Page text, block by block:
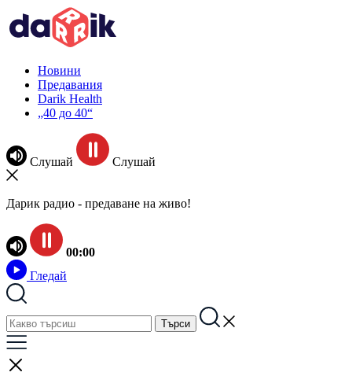
Новини
Предавания
Darik Health
„40 до 40“
Слушай Слушай
Дарик радио - предаване на живо!
00:00
Гледай